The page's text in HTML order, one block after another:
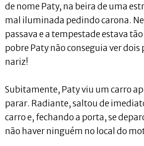
de nome Paty, na beira de uma
mal iluminada pedindo carona.
passava e a tempestade estava
pobre Paty não conseguia ver
nariz!
Subitamente, Paty viu um carro
parar. Radiante, saltou de
carro e, fechando a porta, se
não haver ninguém no local do